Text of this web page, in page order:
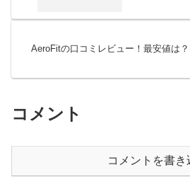
AeroFitの口コミレビュー！最安値は？
コメント
コメントを書き